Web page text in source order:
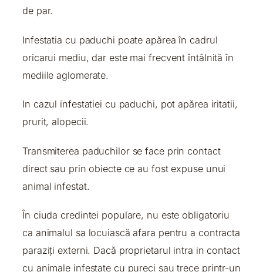
de par.
Infestatia cu paduchi poate apărea în cadrul
oricarui mediu, dar este mai frecvent întâlnită în
mediile aglomerate.
In cazul infestatiei cu paduchi, pot apărea iritatii,
prurit, alopecii.
Transmiterea paduchilor se face prin contact
direct sau prin obiecte ce au fost expuse unui
animal infestat.
În ciuda credintei populare, nu este obligatoriu
ca animalul sa locuiască afara pentru a contracta
paraziți externi. Dacă proprietarul intra in contact
cu animale infestate cu pureci sau trece printr-un